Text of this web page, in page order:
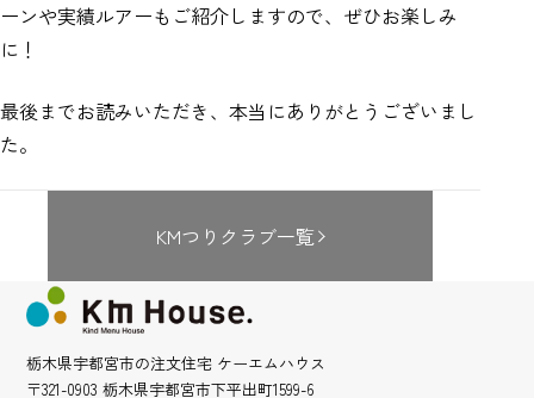
ーンや実績ルアーもご紹介しますので、ぜひお楽しみ
に！
最後までお読みいただき、本当にありがとうございまし
た。
KMつりクラブ一覧
栃木県宇都宮市の注文住宅 ケーエムハウス
〒321-0903 栃木県宇都宮市下平出町1599-6